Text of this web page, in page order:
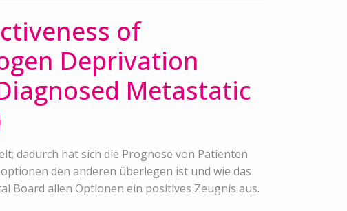
of
Deprivation
Metastatic
dadurch hat sich die Prognose von Patienten
den anderen überlegen ist und wie das
Board allen Optionen ein positives Zeugnis aus.